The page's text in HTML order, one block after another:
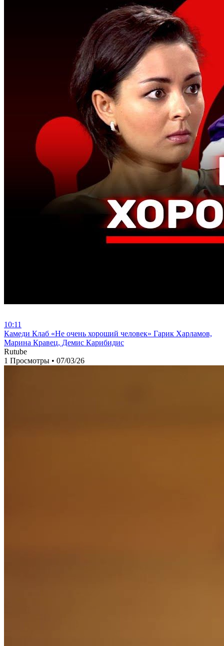
10:11
⁣Камеди Клаб «Не очень хороший человек» Гарик Харламов,
Марина Кравец, Демис Карибидис
Rutube
1 Просмотры • 07/03/26